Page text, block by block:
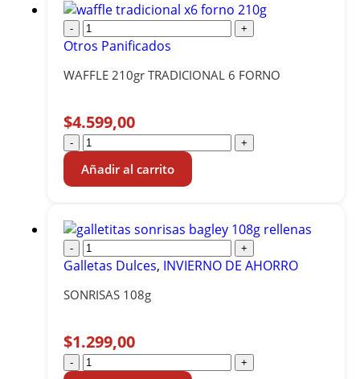
- +
Otros Panificados
WAFFLE 210gr TRADICIONAL 6 FORNO
$4.599,00
- +
Añadir al carrito
- +
Galletas Dulces, INVIERNO DE AHORRO
SONRISAS 108g
$1.299,00
- +